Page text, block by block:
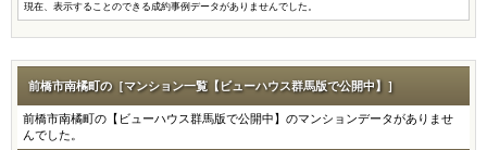
現在、表示することのできる成約事例データがありませんでした。
前橋市南橘町の［マンション一覧【ビューハウス群馬版で公開中】］
前橋市南橘町の【ビューハウス群馬版で公開中】のマンションデータがありませ
んでした。